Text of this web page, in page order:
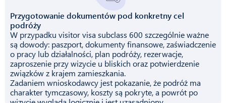
Przygotowanie dokumentów pod konkretny cel
podróży
W przypadku visitor visa subclass 600 szczególnie ważne
są dowody: paszport, dokumenty finansowe, zaświadczenie
o pracy lub działalności, plan podróży, rezerwacje,
zaproszenie przy wizycie u bliskich oraz potwierdzenie
związków z krajem zamieszkania.
Zadaniem wnioskodawcy jest pokazanie, że podróż ma
charakter tymczasowy, koszty są pokryte, a powrót po